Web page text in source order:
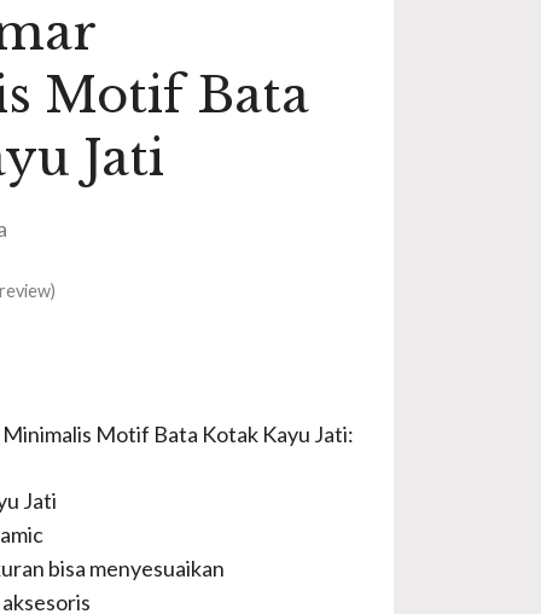
Motif Bata
Jati
Motif Bata Kotak Kayu Jati:
Jati
bisa menyesuaikan